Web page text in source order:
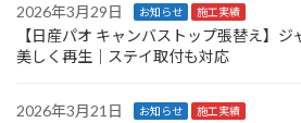
2026年3月29日 お知らせ 施工実績
【日産パオ キャンバストップ張替え】
美しく再生｜ステイ取付も対応
2026年3月21日 お知らせ 施工実績